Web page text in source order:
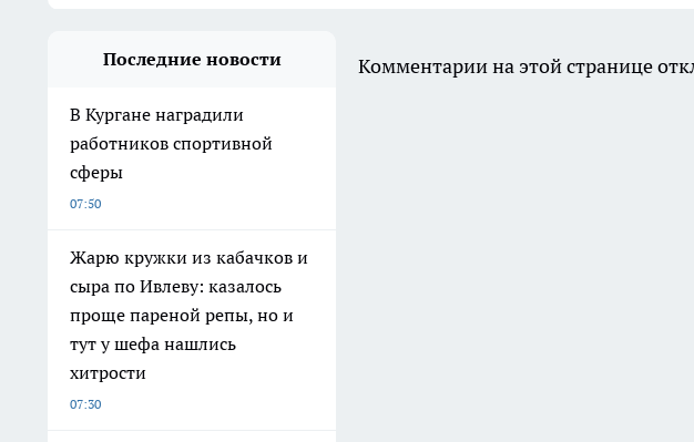
Последние новости
В Кургане наградили
работников спортивной
сферы
07:50
Жарю кружки из кабачков и
сыра по Ивлеву: казалось
проще пареной репы, но и
тут у шефа нашлись
хитрости
07:30
Комментарии на этой странице